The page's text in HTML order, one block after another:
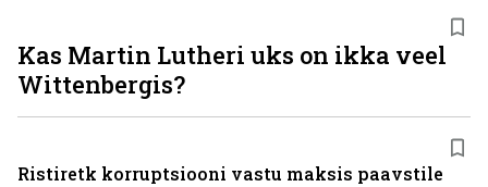
Kas Martin Lutheri uks on ikka veel
Wittenbergis?
Ristiretk korruptsiooni vastu maksis paavstile